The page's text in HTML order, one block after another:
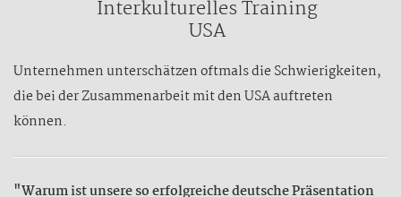
Interkulturelles Training
USA
Unternehmen unterschätzen oftmals die Schwierigkeiten,
die bei der Zusammenarbeit mit den USA auftreten
können.
"Warum ist unsere so erfolgreiche deutsche Präsentation